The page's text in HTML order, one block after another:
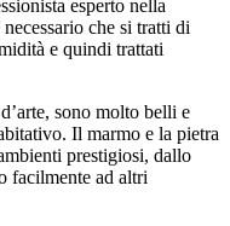
esperto nella
che si tratti di
e quindi trattati
sono molto belli e
Il marmo e la pietra
prestigiosi, dallo
facilmente ad altri